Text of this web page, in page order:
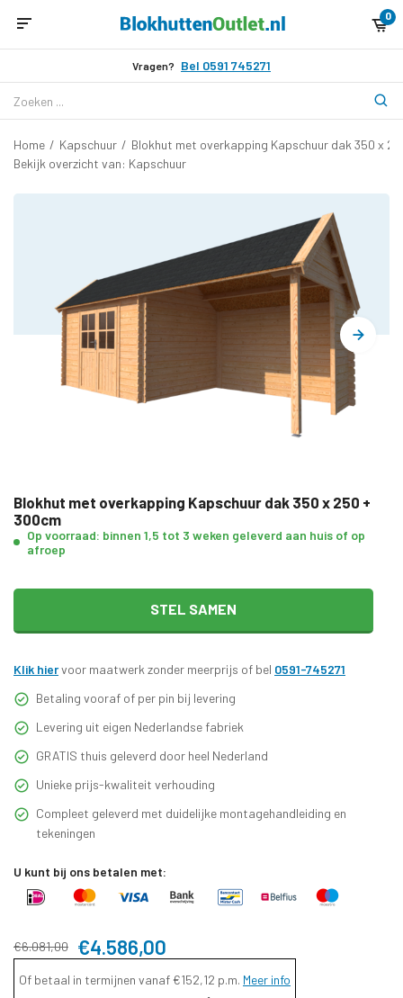
0
Vragen? Bel 0591 745271
Home / Kapschuur / Blokhut met overkapping Kapschuur dak 350 x
Bekijk overzicht van: Kapschuur
Blokhut met overkapping Kapschuur dak 350 x 250 +
300cm
Op voorraad: binnen 1,5 tot 3 weken geleverd aan huis of op
afroep
STEL SAMEN
Klik hiervoor maatwerk zonder meerprijs of bel 0591-745271
Betaling vooraf of per pin bij levering
Levering uit eigen Nederlandse fabriek
GRATIS thuis geleverd door heel Nederland
Unieke prijs-kwaliteit verhouding
Compleet geleverd met duidelijke montagehandleiding en
tekeningen
U kunt bij ons betalen met:
€6.081,00 €4.586,00
Of betaal in termijnen vanaf €152,12 p.m. Meer info